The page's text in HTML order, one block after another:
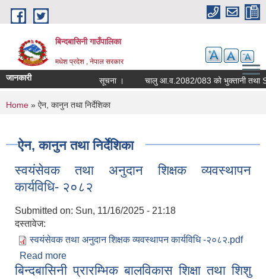
Skip to main content
बिन्दबासिनी गाउँपालिका
मधेश प्रदेश , नेपाल सरकार
जानकारी सूचना ।
You are here
Home » ऐन, कानुन तथा निर्देशिका
ऐन, कानुन तथा निर्देशिका
स्वयंसेवक तथा अनुदान शिक्षक व्यवस्थापन
कार्यविधि- २०८२
Submitted on: Sun, 11/16/2025 - 21:18
दस्तावेज:
स्वयंसेवक तथा अनुदान शिक्षक व्यवस्थापन कार्यविधि -२०८२.pdf
Read more
कार्यविधि- २०८२
बिन्दबासिनी प्रारम्भिक बालविकास शिक्षा तथा शिशु